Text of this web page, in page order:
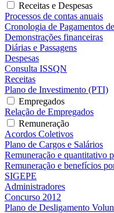
Receitas e Despesas
Processos de contas anuais
Cronologia de Pagamentos
Demonstrações financeiras
Diárias e Passagens
Despesas
Consulta ISSQN
Receitas
Plano de Investimento (PTI)
Empregados
Relação de Empregados
Remuneração
Acordos Coletivos
Plano de Cargos e Salários
Remuneração e quantitativo
Remuneração e benefícios
SIGEPE
Administradores
Concurso 2012
Plano de Desligamento